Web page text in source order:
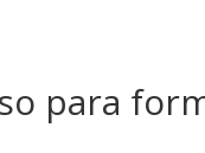
para